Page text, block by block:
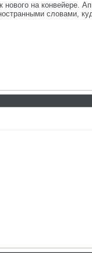
на
словами,